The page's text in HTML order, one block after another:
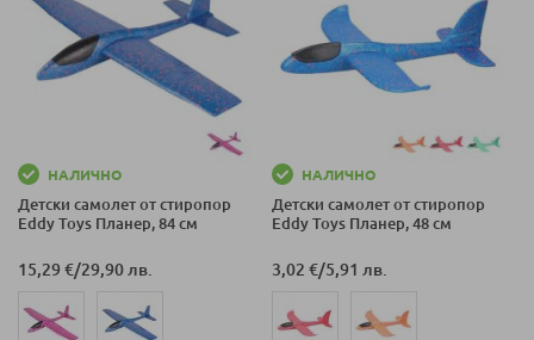
НАЛИЧНО
Детски самолет от стиропор
Eddy Toys Планер, 84 см
15,29 €/29,90 лв.
НАЛИЧНО
Детски самолет от стиропор
Eddy Toys Планер, 48 см
3,02 €/5,91 лв.